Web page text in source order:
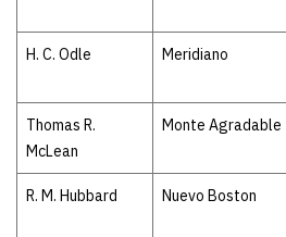
H. C. Odle Meridiano
Thomas R.
McLean
Monte Agradable
R. M. Hubbard Nuevo Boston